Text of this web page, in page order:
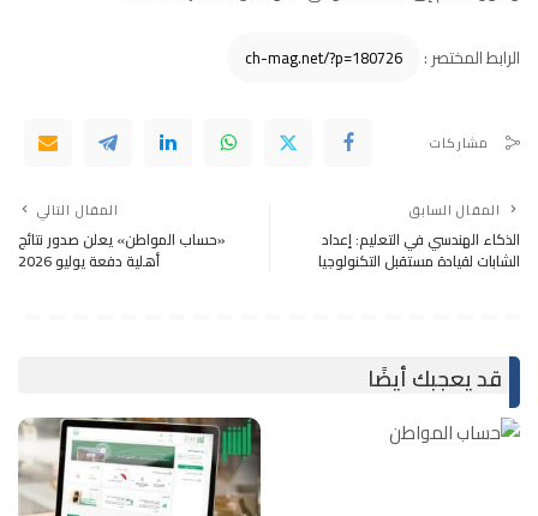
الرابط المختصر :
مشاركات
المقال السابق
الذكاء الهندسي في التعليم: إعداد
الشابات لقيادة مستقبل التكنولوجيا
المقال التالي
«حساب المواطن» يعلن صدور نتائج
أهلية دفعة يوليو 2026
قد يعجبك أيضًا